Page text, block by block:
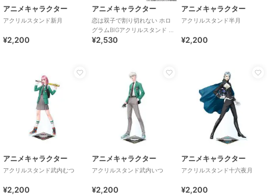
アニメキャラクター
アクリルスタンド新月
¥2,200
アニメキャラクター
恋は双子で割り切れない ホロ
グラムBIGアクリルスタンド 琉
実
¥2,530
アニメキャラクター
アクリルスタンド半月
¥2,200
アニメキャラクター
アクリルスタンド武内むつ
¥2,200
アニメキャラクター
アクリルスタンド武内いつ
¥2,200
アニメキャラクター
アクリルスタンド十六夜月
¥2,200